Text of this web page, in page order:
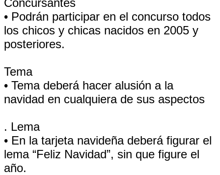
Concursantes
• Podrán participar en el concurso todos
los chicos y chicas nacidos en 2005 y
posteriores.
Tema
• Tema deberá hacer alusión a la
navidad en cualquiera de sus aspectos
. Lema
• En la tarjeta navideña deberá figurar el
lema “Feliz Navidad”, sin que figure el
año.